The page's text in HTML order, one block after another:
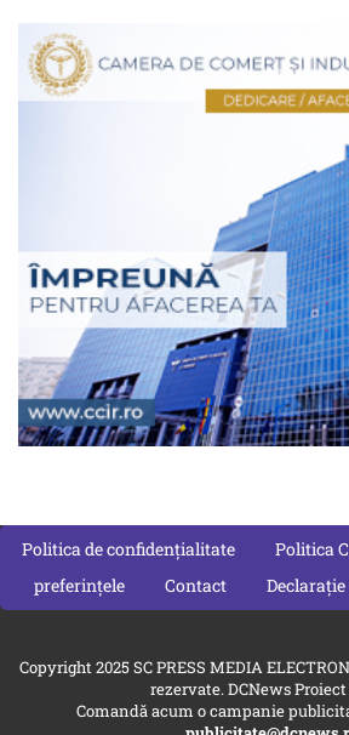
Politica de confidențialitate Politica
preferințele
Contact
Copyright 2025 SC PRESS MEDIA
rezervate. DCNews Proiect
Comandă acum o campanie